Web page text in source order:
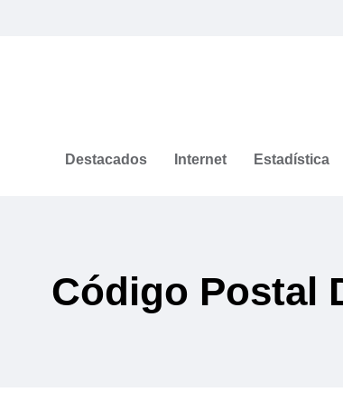
Destacados Internet Estadística
Código Postal